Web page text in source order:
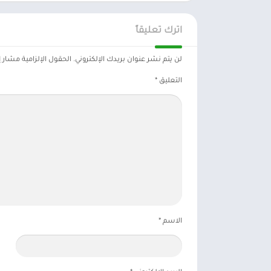
اترك تعليقاً
لن يتم نشر عنوان بريدك الإلكتروني. الحقول الإلزامية مشار
التعليق *
الاسم *